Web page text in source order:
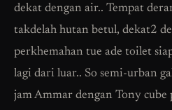
dekat dengan air.. Tempat
takdelah hutan betul, dekat2
perkhemahan tue ade toilet
lagi dari luar.. So semi-urban
jam Ammar dengan Tony cube